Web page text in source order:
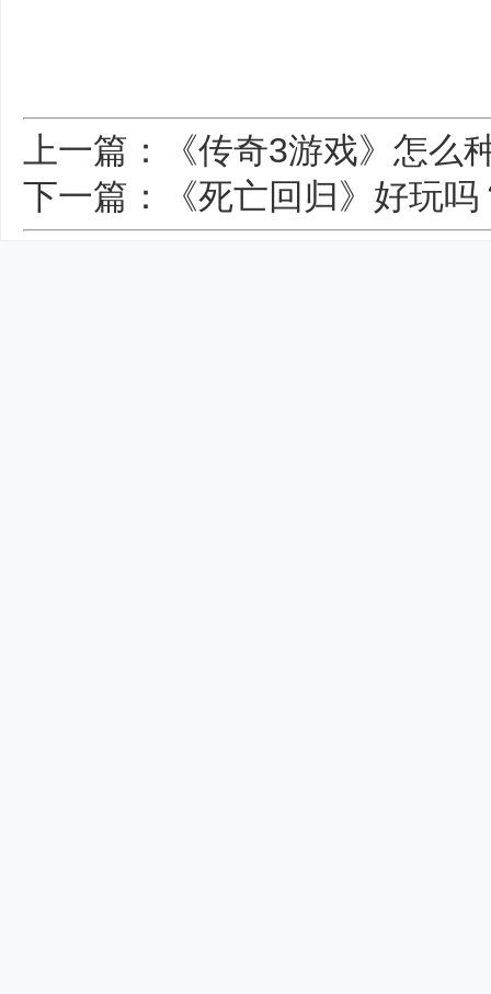
上一篇：《传奇3游戏》怎么
下一篇：《死亡回归》好玩